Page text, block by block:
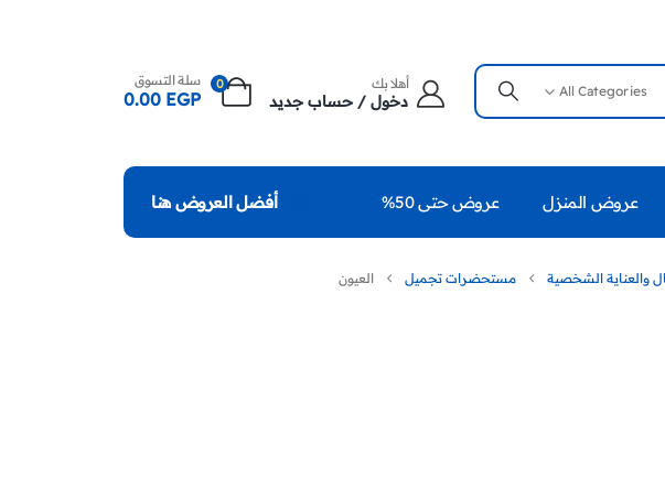
All Categories أهلا بك
دخول / حساب جديد
0 سلة التسوق
0.00 EGP
عروض المنزل عروض حتى 50% أفضل العروض هنا
والعناية الشخصية مستحضرات تجميل العيون